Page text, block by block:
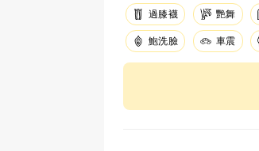
過膝襪 艷舞
鮑洗臉 車震